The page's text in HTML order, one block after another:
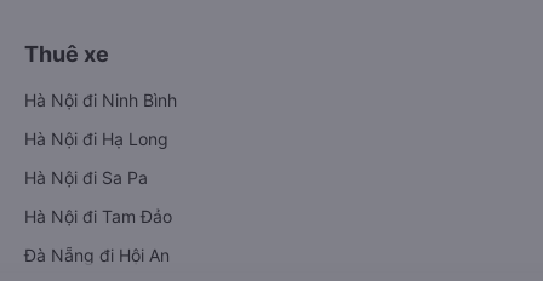
Thuê xe
Hà Nội đi Ninh Bình
Hà Nội đi Hạ Long
Hà Nội đi Sa Pa
Hà Nội đi Tam Đảo
Đà Nẵng đi Hội An